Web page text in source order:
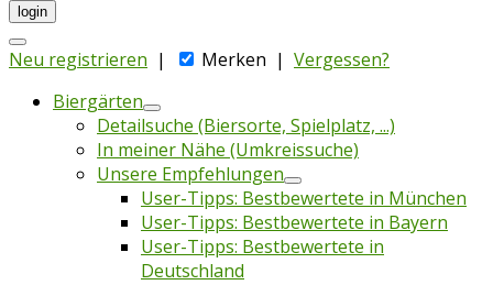
login
Neu registrieren | Merken | Vergessen?
Biergärten
Detailsuche (Biersorte, Spielplatz, ...)
In meiner Nähe (Umkreissuche)
Unsere Empfehlungen
User-Tipps: Bestbewertete in München
User-Tipps: Bestbewertete in Bayern
User-Tipps: Bestbewertete in
Deutschland